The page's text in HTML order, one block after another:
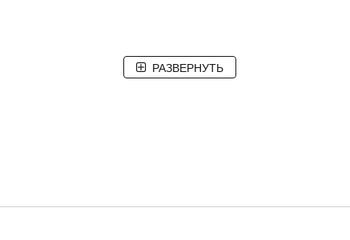
РАЗВЕРНУТЬ